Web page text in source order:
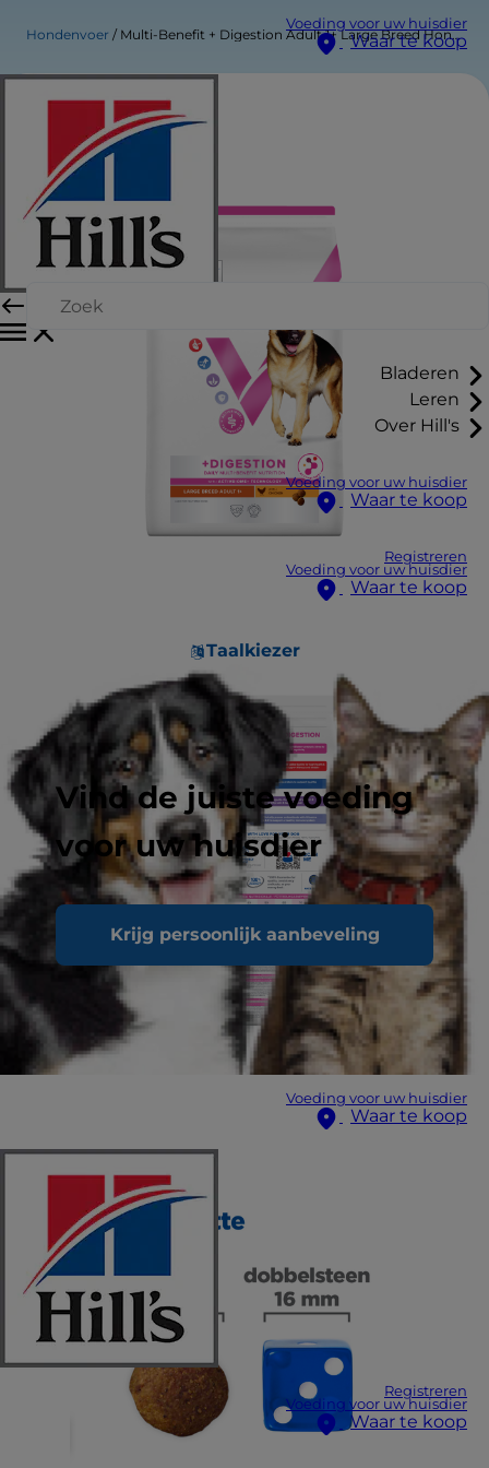
Voeding voor uw huisdier
Waar te koop
Bladeren
Leren
Over Hill's
Voeding voor uw huisdier
Waar te koop
Registreren
Voeding voor uw huisdier
Waar te koop
Taalkiezer
Vind de juiste voeding
voor uw huisdier
Krijg persoonlijk aanbeveling
Voeding voor uw huisdier
Waar te koop
Registreren
Voeding voor uw huisdier
Waar te koop
Hondenvoer Multi-Benefit + Digestion Adult 1+ Large Breed Hondenvoer